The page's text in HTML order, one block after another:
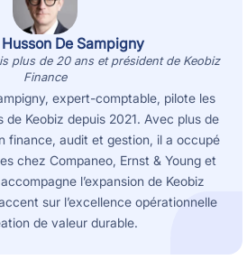
De Sampigny
plus de 20 ans et président de Keobiz
Finance
expert-comptable, pilote les
Keobiz depuis 2021. Avec plus de
finance, audit et gestion, il a occupé
chez Companeo, Ernst & Young et
l’expansion de Keobiz
sur l’excellence opérationnelle
de valeur durable.